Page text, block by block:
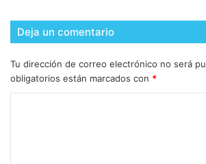
Deja un comentario
Tu dirección de correo electrónico no será
obligatorios están marcados con *